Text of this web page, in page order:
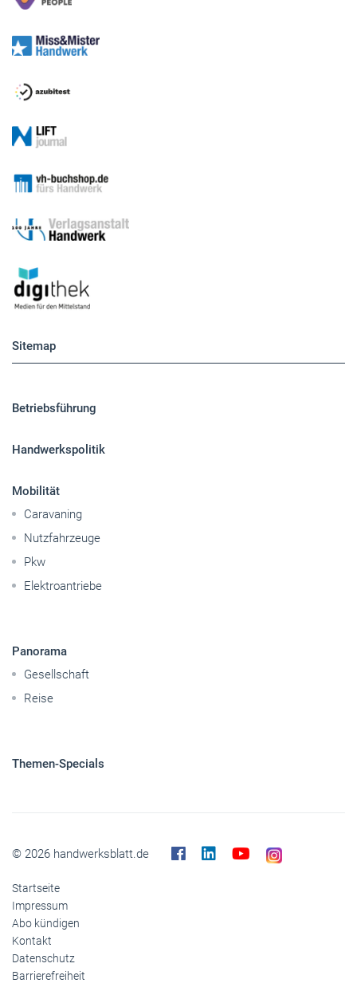
Sitemap
Betriebsführung
Handwerkspolitik
Mobilität
Caravaning
Nutzfahrzeuge
Pkw
Elektroantriebe
Panorama
Gesellschaft
Reise
Themen-Specials
© 2026 handwerksblatt.de
Startseite
Impressum
Abo kündigen
Kontakt
Datenschutz
Barrierefreiheit